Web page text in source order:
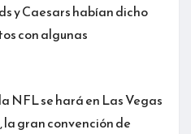
y Caesars habían dicho
con algunas
NFL se hará en Las Vegas
la gran convención de